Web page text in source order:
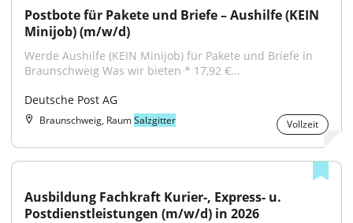
Postbote für Pakete und Briefe – Aushilfe (KEIN
Minijob) (m/w/d)
Werde Aushilfe (KEIN Minijob) für Pakete und Briefe in
Braunschweig Was wir bieten * 17,92 €...
Deutsche Post AG
Braunschweig, RaumSalzgitter Vollzeit
Ausbildung Fachkraft Kurier-, Express- u.
Postdienstleistungen (m/w/d) in 2026